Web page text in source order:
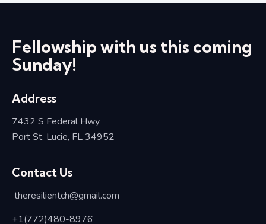
Fellowship with us this coming
Sunday!
Address
7432 S Federal Hwy
Port St. Lucie, FL 34952
Contact Us
theresilientch@gmail.com
+1(772)480-8976